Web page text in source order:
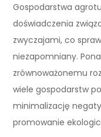
Gospodarstwa
doświadczenia
zwyczajami, co
niezapomniany.
zrównoważonemu
wiele gospodarstw
minimalizację
promowanie